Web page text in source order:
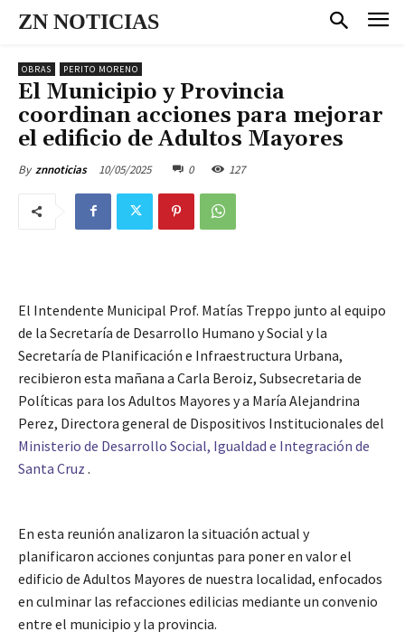
ZN NOTICIAS
OBRAS PERITO MORENO
El Municipio y Provincia
coordinan acciones para mejorar
el edificio de Adultos Mayores
By znnoticias 10/05/2025 0 127
El Intendente Municipal Prof. Matías Treppo junto al equipo
de la Secretaría de Desarrollo Humano y Social y la
Secretaría de Planificación e Infraestructura Urbana,
recibieron esta mañana a Carla Beroiz, Subsecretaria de
Políticas para los Adultos Mayores y a María Alejandrina
Perez, Directora general de Dispositivos Institucionales del
Ministerio de Desarrollo Social, Igualdad e Integración de
Santa Cruz .
En esta reunión analizaron la situación actual y
planificaron acciones conjuntas para poner en valor el
edificio de Adultos Mayores de nuestra localidad, enfocados
en culminar las refacciones edilicias mediante un convenio
entre el municipio y la provincia.